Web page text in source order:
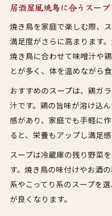
居酒屋風焼鳥に合うスー
焼き鳥を家庭で楽しむ際、
満足度がさらに高まります
焼き鳥に合わせて味噌汁や
とが多く、体を温めながら
おすすめのスープは、鶏ガ
汁です。鶏の旨味が溶け込
感があり、家庭でも手軽に
ると、栄養もアップし満足感
スープは冷蔵庫の残り野菜
す。焼き鳥の味付けやお酒
系やこってり系のスープを
が良くなります。